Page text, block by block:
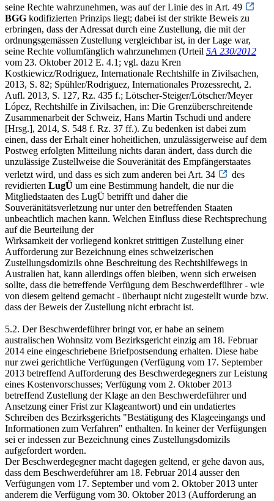
seine Rechte wahrzunehmen, was auf der Linie des in Art. 49
BGG kodifizierten Prinzips liegt; dabei ist der strikte Beweis zu
erbringen, dass der Adressat durch eine Zustellung, die mit der
ordnungsgemässen Zustellung vergleichbar ist, in der Lage war,
seine Rechte vollumfänglich wahrzunehmen (Urteil 5A 230/2012
vom 23. Oktober 2012 E. 4.1; vgl. dazu Kren
Kostkiewicz/Rodriguez, Internationale Rechtshilfe in Zivilsachen,
2013, S. 82; Spühler/Rodriguez, Internationales Prozessrecht, 2.
Aufl. 2013, S. 127, Rz. 435 f.; Lötscher-Steiger/Lötscher/Meyer
López, Rechtshilfe in Zivilsachen, in: Die Grenzüberschreitende
Zusammenarbeit der Schweiz, Hans Martin Tschudi und andere
[Hrsg.], 2014, S. 548 f. Rz. 37 ff.). Zu bedenken ist dabei zum
einen, dass der Erhalt einer hoheitlichen, unzulässigerweise auf dem
Postweg erfolgten Mitteilung nichts daran ändert, dass durch die
unzulässige Zustellweise die Souveränität des Empfängerstaates
verletzt wird, und dass es sich zum anderen bei Art. 34
des
revidierten LugÜ um eine Bestimmung handelt, die nur die
Mitgliedstaaten des LugÜ betrifft und daher die
Souveränitätsverletzung nur unter den betreffenden Staaten
unbeachtlich machen kann. Welchen Einfluss diese Rechtsprechung
auf die Beurteilung der
Wirksamkeit der vorliegend konkret strittigen Zustellung einer
Aufforderung zur Bezeichnung eines schweizerischen
Zustellungsdomizils ohne Beschreitung des Rechtshilfewegs in
Australien hat, kann allerdings offen bleiben, wenn sich erweisen
sollte, dass die betreffende Verfügung dem Beschwerdeführer - wie
von diesem geltend gemacht - überhaupt nicht zugestellt wurde bzw.
dass der Beweis der Zustellung nicht erbracht ist.
5.2. Der Beschwerdeführer bringt vor, er habe an seinem
australischen Wohnsitz vom Bezirksgericht einzig am 18. Februar
2014 eine eingeschriebene Briefpostsendung erhalten. Diese habe
nur zwei gerichtliche Verfügungen (Verfügung vom 17. September
2013 betreffend Aufforderung des Beschwerdegegners zur Leistung
eines Kostenvorschusses; Verfügung vom 2. Oktober 2013
betreffend Zustellung der Klage an den Beschwerdeführer und
Ansetzung einer Frist zur Klageantwort) und ein undatiertes
Schreiben des Bezirksgerichts "Bestätigung des Klageeingangs und
Informationen zum Verfahren" enthalten. In keiner der Verfügungen
sei er indessen zur Bezeichnung eines Zustellungsdomizils
aufgefordert worden.
Der Beschwerdegegner macht dagegen geltend, er gehe davon aus,
dass dem Beschwerdeführer am 18. Februar 2014 ausser den
Verfügungen vom 17. September und vom 2. Oktober 2013 unter
anderem die Verfügung vom 30. Oktober 2013 (Aufforderung an